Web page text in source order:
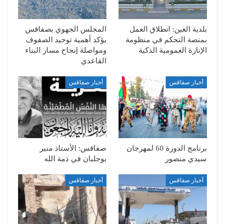
بلدية العين: انطلاق العمل
بمنصة التحكم في منظومة
الإنارة العمومية الذكية
المجلس الجهوي بصفاقس
يؤكد أهمية توحيد الصفوف
ومواصلة إنجاح مسار البناء
القاعدي
أخبار صفاقس
برنامج الدورة 60 لمهرجان
سيدي منصور
أخبار صفاقس
صفاقس: الأستاذ منير
بوجلبان في ذمة الله
أخبار صفاقس أخبار صفاقس